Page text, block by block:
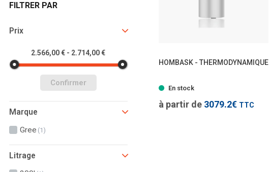
FILTRER PAR
Prix
2.566,00 € - 2.714,00 €
Confirmer
Marque
Gree (1)
Litrage
HOMBASK - THERMODYNAMIQUE
En stock
à partir de 3079.2€ TTC